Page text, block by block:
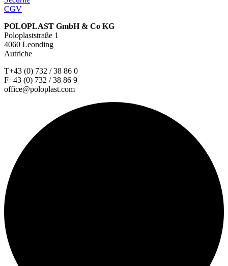
CGV
POLOPLAST GmbH & Co KG
Poloplaststraße 1
4060 Leonding
Autriche
T+43 (0) 732 / 38 86 0
F+43 (0) 732 / 38 86 9
office@poloplast.com